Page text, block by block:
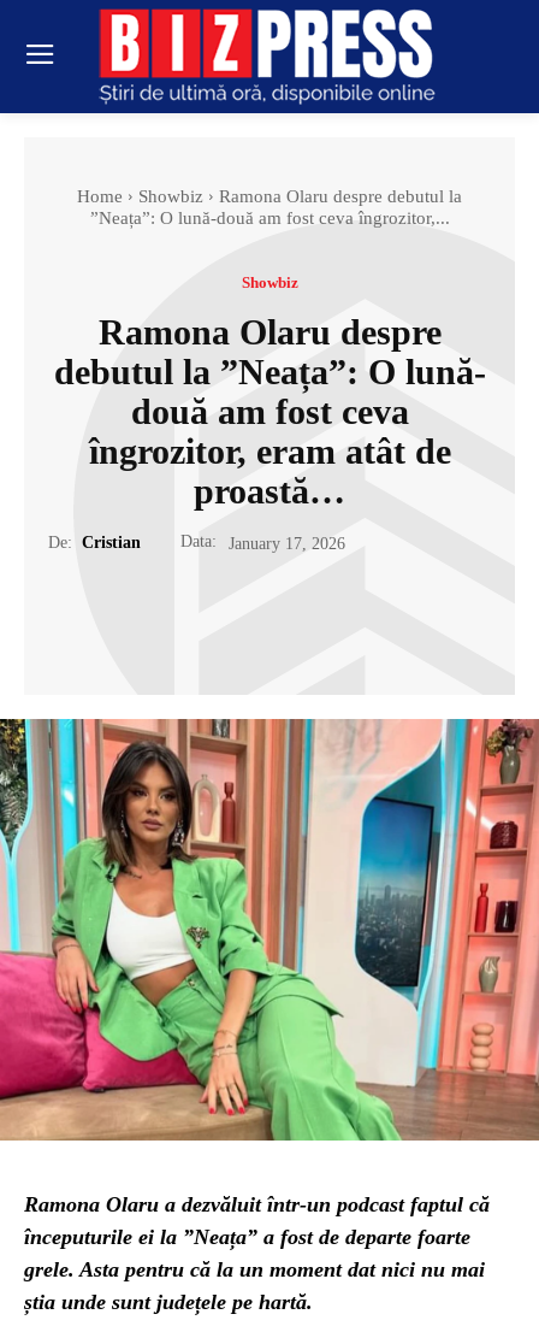
Home Showbiz
Ramona Olaru despre debutul la
”Neața”: O lună-două am fost ceva îngrozitor,...
Showbiz
Ramona Olaru despre
debutul la ”Neața”: O lună-
două am fost ceva
îngrozitor, eram atât de
proastă…
De: Cristian Data: January 17, 2026
Ramona Olaru a dezvăluit într-un podcast faptul că
începuturile ei la ”Neața” a fost de departe foarte
grele. Asta pentru că la un moment dat nici nu mai
știa unde sunt județele pe hartă.